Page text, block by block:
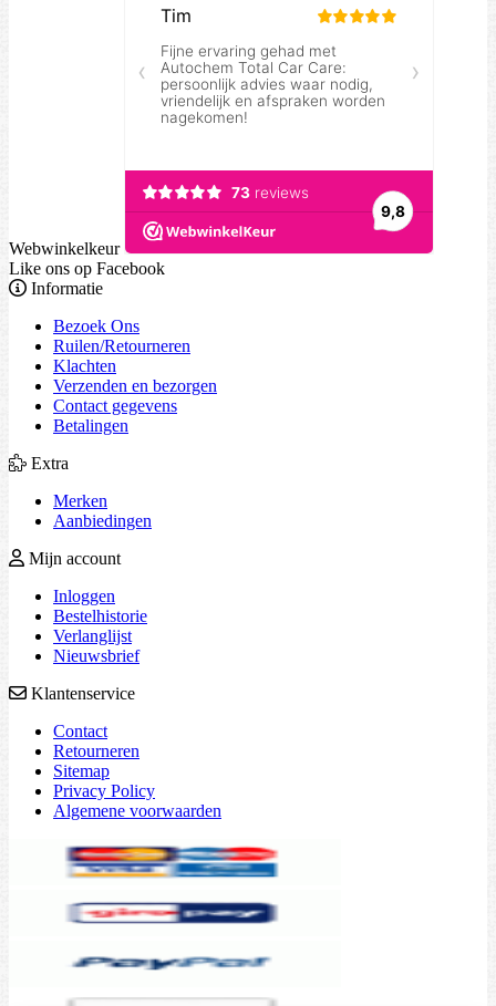
Webwinkelkeur
Like ons op Facebook
Informatie
Bezoek Ons
Ruilen/Retourneren
Klachten
Verzenden en bezorgen
Contact gegevens
Betalingen
Extra
Merken
Aanbiedingen
Mijn account
Inloggen
Bestelhistorie
Verlanglijst
Nieuwsbrief
Klantenservice
Contact
Retourneren
Sitemap
Privacy Policy
Algemene voorwaarden